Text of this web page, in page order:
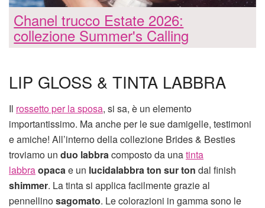
Chanel trucco Estate 2026:
collezione Summer's Calling
LIP GLOSS & TINTA LABBRA
Il rossetto per la sposa, si sa, è un elemento
importantissimo. Ma anche per le sue damigelle, testimoni
e amiche! All’interno della collezione Brides & Besties
troviamo un duo labbracomposto da unatinta
labbraopacae un lucidalabbra ton sur ton dal finish
shimmer. La tinta si applica facilmente grazie al
pennellinosagomato. Le colorazioni in gamma sono le